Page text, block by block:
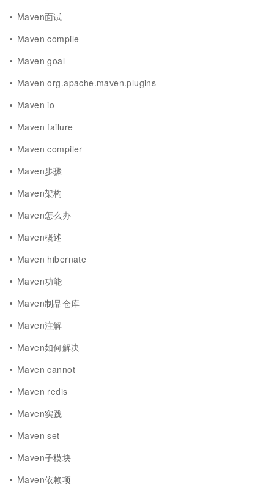
Maven面试
Maven compile
Maven goal
Maven org.apache.maven.plugins
Maven io
Maven failure
Maven compiler
Maven步骤
Maven架构
Maven怎么办
Maven概述
Maven hibernate
Maven功能
Maven制品仓库
Maven注解
Maven如何解决
Maven cannot
Maven redis
Maven实践
Maven set
Maven子模块
Maven依赖项